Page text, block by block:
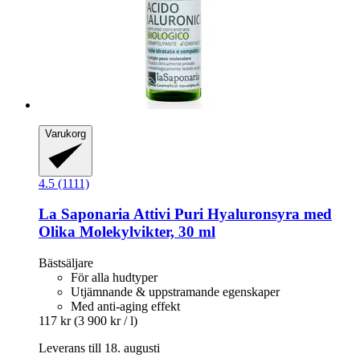
Varukorg
4.5 (1111)
La SaponariaAttivi Puri Hyaluronsyra med
Olika Molekylvikter, 30 ml
Bästsäljare
För alla hudtyper
Utjämnande & uppstramande egenskaper
Med anti-aging effekt
117 kr (3 900 kr / l)
Leverans till 18. augusti